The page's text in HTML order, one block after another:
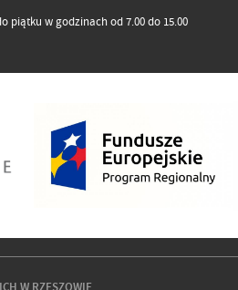
piątku w godzinach od 7.00 do 15.00